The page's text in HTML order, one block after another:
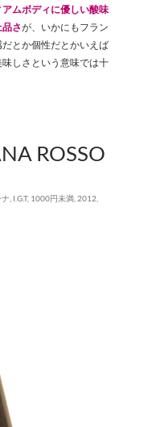
ムボディに優しい酸味
さが、いかにもフラン
とか個性だとかいえば
しさという意味では十
ROSSO
ナ I.G.T, 1000円未満 2012